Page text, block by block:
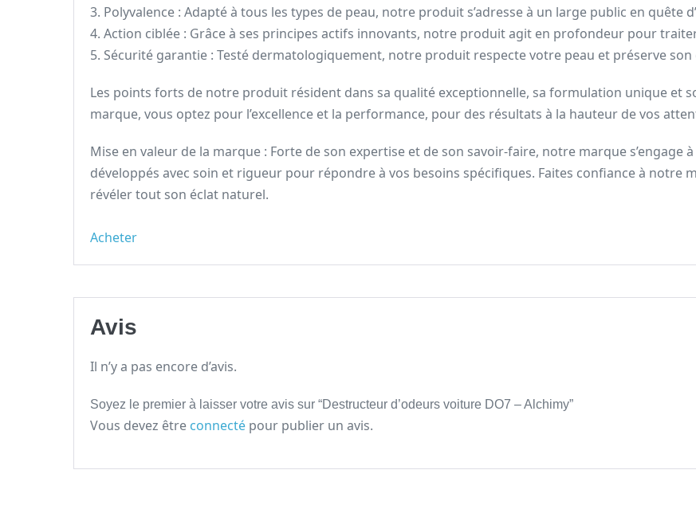
3. Polyvalence : Adapté à tous les types de peau, notre produit s’adresse à un large public en quête
4. Action ciblée : Grâce à ses principes actifs innovants, notre produit agit en profondeur pour
5. Sécurité garantie : Testé dermatologiquement, notre produit respecte votre peau et préserve
Les points forts de notre produit résident dans sa qualité exceptionnelle, sa formulation unique et
marque, vous optez pour l’excellence et la performance, pour des résultats à la hauteur de vos
Mise en valeur de la marque : Forte de son expertise et de son savoir-faire, notre marque
développés avec soin et rigueur pour répondre à vos besoins spécifiques. Faites confiance à notre
révéler tout son éclat naturel.
Acheter
Avis
Il n’y a pas encore d’avis.
Soyez le premier à laisser votre avis sur “Destructeur d’odeurs voiture DO7 – Alchimy”
Vous devez être connecté pour publier un avis.